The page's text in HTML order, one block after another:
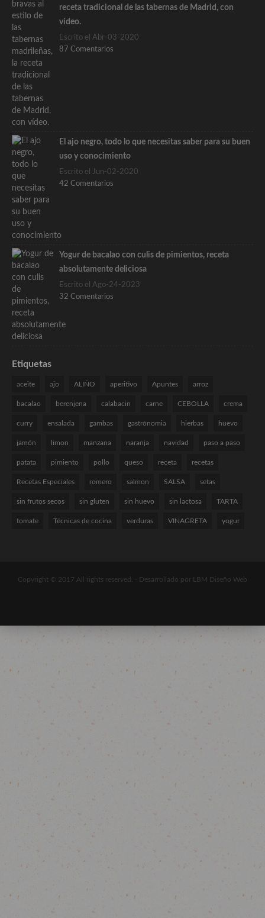
receta tradicional de las tabernas de Madrid, con
vídeo.
Escrito el Abr-03-2020
87 Comentarios
El ajo negro, todo lo que necesitas saber para su buen
uso y conocimiento
Escrito el Jun-02-2020
42 Comentarios
Yogur de bacalao con culis de pimientos, receta
absolutamente deliciosa
Escrito el Ago-24-2023
32 Comentarios
Etiquetas
aceite ajo ALIÑO aperitivo Apuntes arroz
bacalao berenjena calabacin carne CEBOLLA crema
curry ensalada gambas gastrónomia hierbas huevo
jamón limon manzana naranja navidad paso a paso
patata pimiento pollo queso receta recetas
Recetas Especiales romero salmon SALSA setas
sin frutos secos sin gluten sin huevo sin lactosa TARTA
tomate Técnicas de cocina verduras VINAGRETA yogur
Copyright © 2017 All rights reserved. - Desarrollado por LBM Diseño Web